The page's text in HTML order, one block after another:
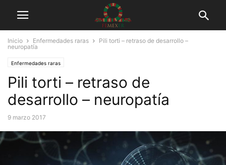
Inicio Enfermedades raras
Pili torti – retraso de desarrollo –
neuropatía
Enfermedades raras
Pili torti – retraso de
desarrollo – neuropatía
9 marzo 2017